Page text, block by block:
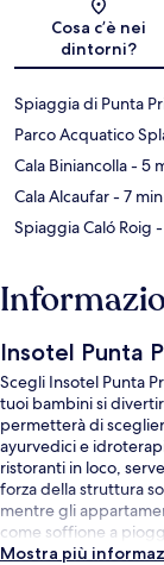
Cosa c’è nei
dintorni?
Spiaggia di Punta
Parco Acquatico
Cala Biniancolla- 5
Cala Alcaufar- 7
Spiaggia Caló Roig
Insotel Punta
Scegli Insotel Punta
tuoi bambini si
permetterà di
ayurvedici e
ristoranti in loco,
forza della struttura
mentre gli
come soffione a
Mostra più